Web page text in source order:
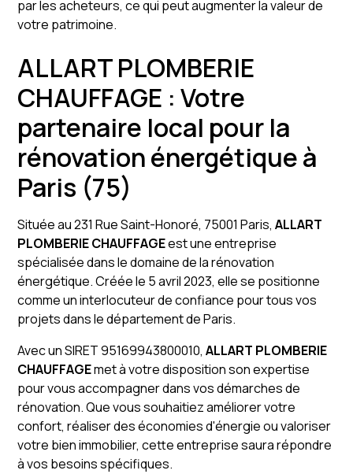
par les acheteurs, ce qui peut augmenter la valeur de
votre patrimoine.
ALLART PLOMBERIE
CHAUFFAGE : Votre
partenaire local pour la
rénovation énergétique à
Paris (75)
Située au 231 Rue Saint-Honoré, 75001 Paris,ALLART
PLOMBERIE CHAUFFAGEest une entreprise
spécialisée dans le domaine de la rénovation
énergétique. Créée le 5 avril 2023, elle se positionne
comme un interlocuteur de confiance pour tous vos
projets dans le département de Paris.
Avec un SIRET 95169943800010,ALLART PLOMBERIE
CHAUFFAGEmet à votre disposition son expertise
pour vous accompagner dans vos démarches de
rénovation. Que vous souhaitiez améliorer votre
confort, réaliser des économies d'énergie ou valoriser
votre bien immobilier, cette entreprise saura répondre
à vos besoins spécifiques.